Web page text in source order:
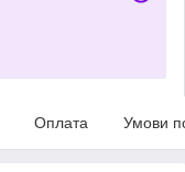
Оплата Умови